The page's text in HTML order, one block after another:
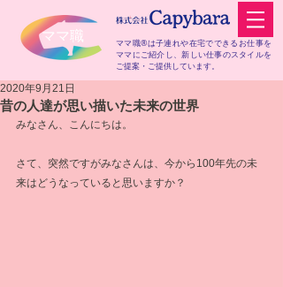
​ママ職
ママ職®は子連れや在宅でできるお仕事を
ママにご紹介し、新しい仕事のスタイルを
ご提案・ご提供しています。
昔の人達が思い描いた未来の世界
2020年9月21日
みなさん、こんにちは。
さて、突然ですがみなさんは、今から100年先の未
来はどうなっていると思いますか？